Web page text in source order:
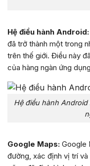
Hệ điều hành Android:
đã trở thành một trong
trên thế giới. Điều này
của hàng ngàn ứng
Hệ điều hành
Google Maps: Google
đường, xác định vị trí và